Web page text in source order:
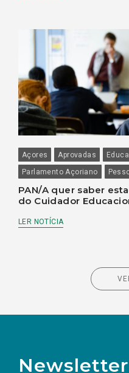
Açores Aprovadas
Parlamento Açoriano
PAN/A quer saber
do Cuidador
LER NOTÍCIA
Newsletter